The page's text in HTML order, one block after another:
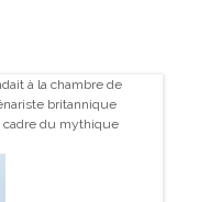
à la chambre de
britannique
cadre du mythique